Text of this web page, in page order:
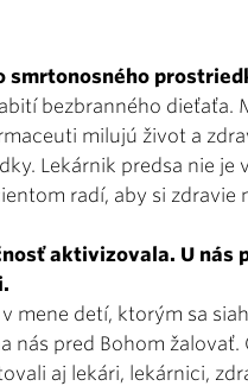
bezbranného dieťaťa.
milujú život a
Lekárnik predsa nie je
radí, aby si zdravie
aktivizovala. U nás
mene detí, ktorým sa
nás pred Bohom žalovať.
aj lekári, lekárnici,